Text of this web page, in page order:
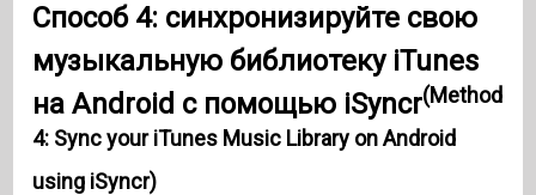
Способ 4: синхронизируйте свою
музыкальную библиотеку iTunes
на Android с помощью iSyncr(Method
4: Sync your iTunes Music Library on Android
using iSyncr)